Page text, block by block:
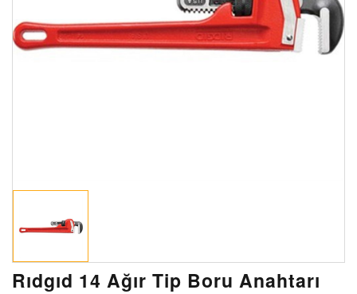
Rıdgıd 14 Ağır Tip Boru Anahtarı